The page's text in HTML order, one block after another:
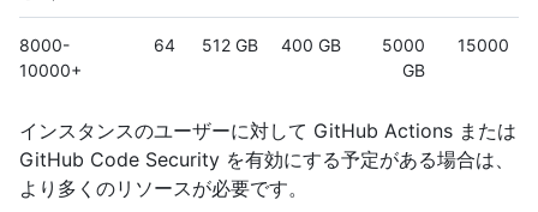
8000-
10000+
64 512 GB 400 GB
5000
GB
15000
インスタンスのユーザーに対して GitHub Actions または
GitHub Code Security を有効にする予定がある場合は、
より多くのリソースが必要です。